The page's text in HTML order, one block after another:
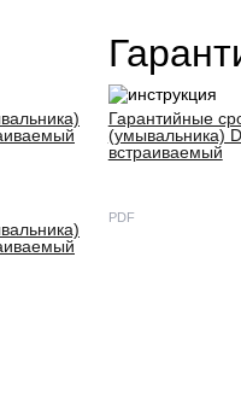
и установка прямо в стену
максимально
в использовании на
любого размера и типа.
управление: керамический
и мощности потока.
разработка Damixa,
Гарантийные
(умывальника)
встраиваемый
PDF